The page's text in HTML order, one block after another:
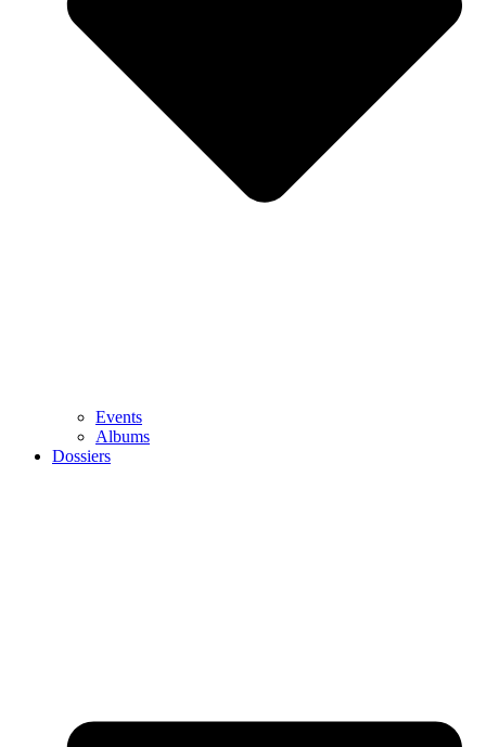
Events
Albums
Dossiers